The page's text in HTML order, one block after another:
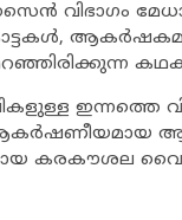
മറഞ്ഞിരിക്കുന്ന
കരകൗശല